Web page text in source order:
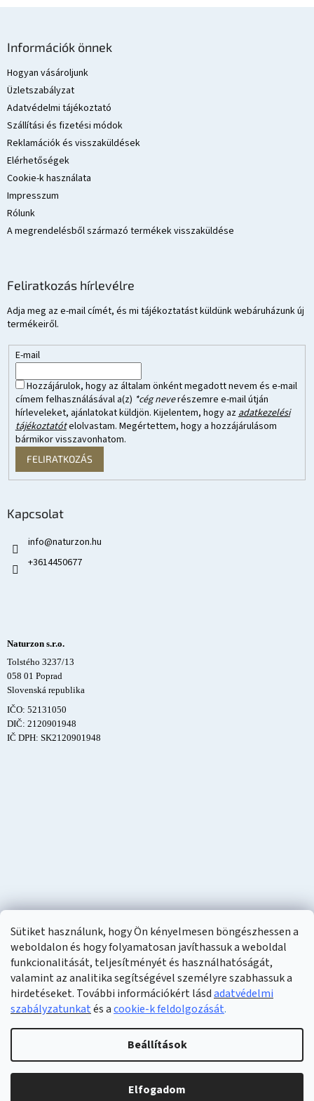
Sütiket használunk, hogy Ön kényelmesen böngészhessen a
weboldalon és hogy folyamatosan javíthassuk a weboldal
funkcionalitását, teljesítményét és használhatóságát,
valamint az analitika segítségével személyre szabhassuk a
hirdetéseket. További információkért lásdadatvédelmi
szabályzatunkatés acookie-k feldolgozását.
Beállítások
Elfogadom
Információk önnek
Hogyan vásároljunk
Üzletszabályzat
Adatvédelmi tájékoztató
Szállítási és fizetési módok
Reklamációk és visszaküldések
Elérhetőségek
Cookie-k használata
Impresszum
Rólunk
A megrendelésből származó termékek visszaküldése
Feliratkozás hírlevélre
Adja meg az e-mail címét, és mi tájékoztatást küldünk webáruházunk új
termékeiről.
E-mail
Hozzájárulok, hogy az általam önként megadott nevem és e-mail
címem felhasználásával a(z) *cég neverészemre e-mail útján
hírleveleket, ajánlatokat küldjön. Kijelentem, hogy azadatkezelési
tájékoztatótelolvastam. Megértettem, hogy a hozzájárulásom
bármikor visszavonhatom.
FELIRATKOZÁS
Kapcsolat
info@naturzon.hu
+3614450677
Naturzon s.r.o.
Tolstého 3237/13
058 01 Poprad
Slovenská republika
IČO: 52131050
DIČ: 2120901948
IČ DPH: SK2120901948
Shoptet készítette